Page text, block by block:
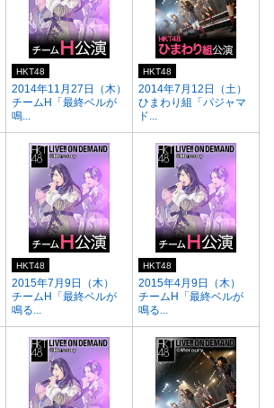
2014年11月27日（木）
チームH「最終ベルが
鳴...
HKT48
2014年7月12日（土）
ひまわり組「パジャマ
ド...
HKT48
2015年7月9日（木）
チームH「最終ベルが
鳴る...
HKT48
2015年4月9日（木）
チームH「最終ベルが
鳴る...
HKT48